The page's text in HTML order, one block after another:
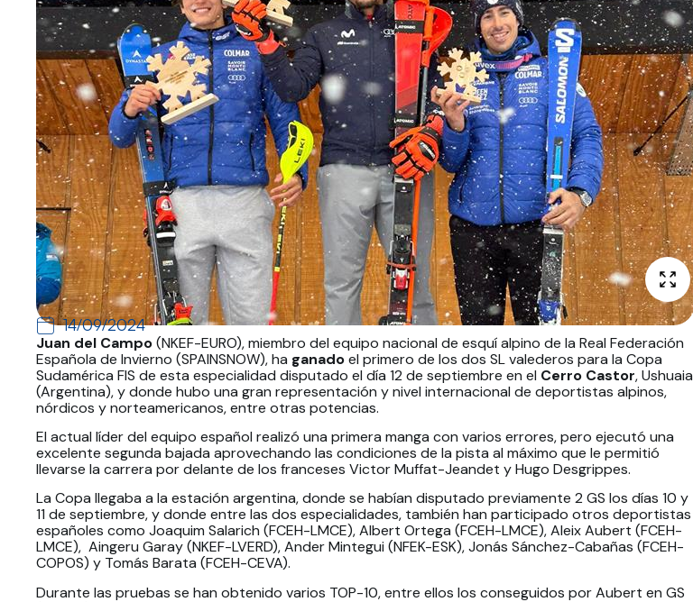
14/09/2024
Juan del Campo(NKEF-EURO), miembro del equipo nacional de esquí alpino de la Real Federación
Española de Invierno (SPAINSNOW), ha ganadoel primero de los dos SL valederos para la Copa
Sudamérica FIS de esta especialidad disputado el día 12 de septiembre en el Cerro Castor, Ushuaia
(Argentina), y donde hubo una gran representación y nivel internacional de deportistas alpinos,
nórdicos y norteamericanos, entre otras potencias.
El actual líder del equipo español realizó una primera manga con varios errores, pero ejecutó una
excelente segunda bajada aprovechando las condiciones de la pista al máximo que le permitió
llevarse la carrera por delante de los franceses Victor Muffat-Jeandet y Hugo Desgrippes.
La Copa llegaba a la estación argentina, donde se habían disputado previamente 2 GS los días 10 y
11 de septiembre, y donde entre las dos especialidades, también han participado otros deportistas
españoles como Joaquim Salarich (FCEH-LMCE), Albert Ortega (FCEH-LMCE), Aleix Aubert (FCEH-
LMCE), Aingeru Garay (NKEF-LVERD), Ander Mintegui (NFEK-ESK), Jonás Sánchez-Cabañas (FCEH-
COPOS) y Tomás Barata (FCEH-CEVA).
Durante las pruebas se han obtenido varios TOP-10, entre ellos los conseguidos por Aubert en GS